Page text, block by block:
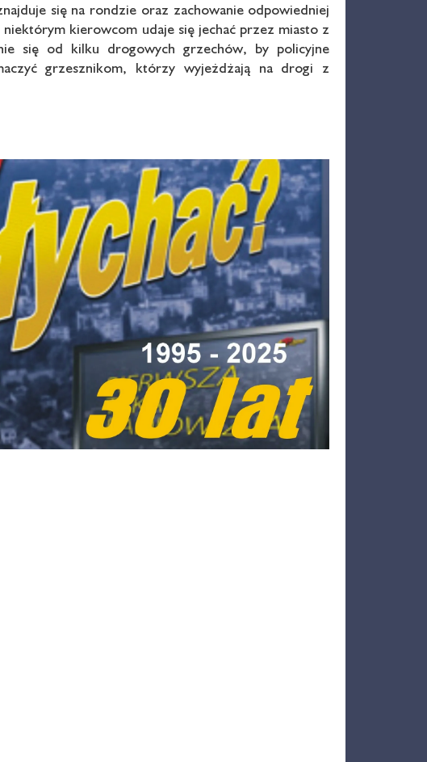
się na rondzie oraz zachowanie odpowiedniej
kierowcom udaje się jechać przez miasto z
się od kilku drogowych grzechów, by policyjne
grzesznikom, którzy wyjeżdżają na drogi z